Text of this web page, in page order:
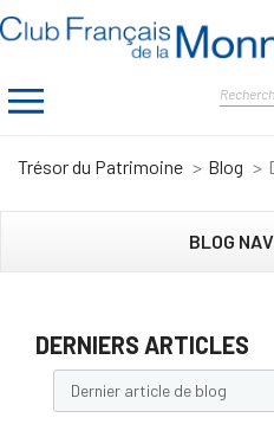
Trésor du Patrimoine Blog
BLOG
DERNIERS ARTICLES